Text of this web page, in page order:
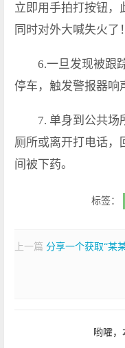
立即用手拍打按钮，
同时对外大喊失火了
6.一旦发现被跟
停车，触发警报器响
7. 单身到公共场
厕所或离开打电话，
间被下药。
标签：
上一篇 分享一个获取“某
哟嚯，